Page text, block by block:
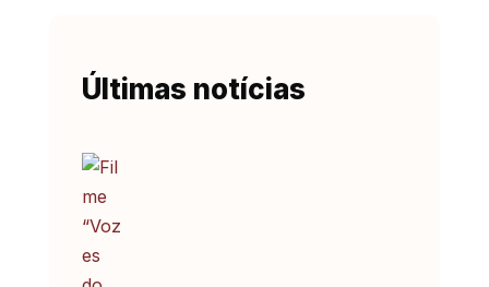
Últimas notícias